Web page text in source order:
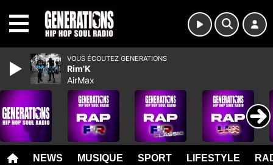
NEWS MUSIQUE SPORT LIFESTYLE
VOUS ÉCOUTEZ GENERATIONS
Rim'K
AirMax